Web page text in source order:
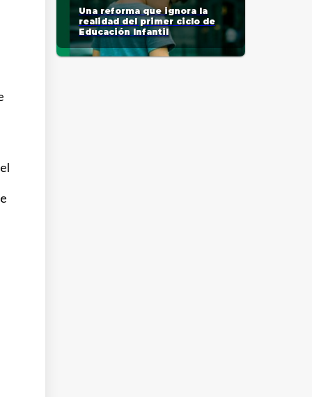
Una reforma que ignora la
realidad del primer ciclo de
Educación Infantil